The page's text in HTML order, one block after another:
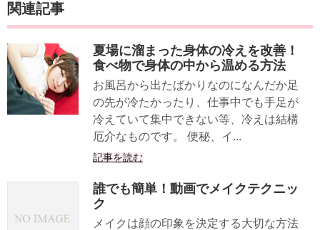
関連記事
夏場に溜まった身体の冷えを改善！
食べ物で身体の中から温める方法
お風呂から出たばかりなのになんだか足
の先が冷たかったり、仕事中でも手足が
冷えていて集中できない等、冷えは結構
厄介なものです。 便秘、イ...
記事を読む
誰でも簡単！動画でメイクテクニッ
ク
メイクは顔の印象を決定する大切な方法